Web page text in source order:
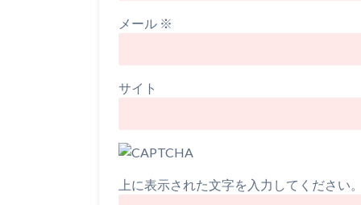
メール ※
サイト
上に表示された文字を入力してください